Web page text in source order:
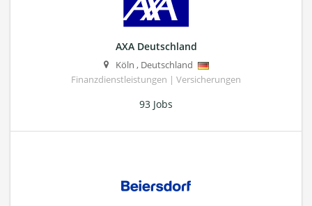
AXA Deutschland
Köln , Deutschland
Finanzdienstleistungen | Versicherungen
93 Jobs